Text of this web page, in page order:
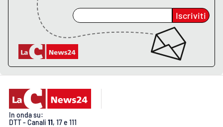
Storie
Lacplay.it
Iscriviti
In onda su:
DTT - Canali 11, 17 e 111